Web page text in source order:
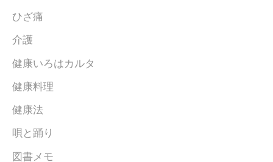
ひざ痛
介護
健康いろはカルタ
健康料理
健康法
唄と踊り
図書メモ